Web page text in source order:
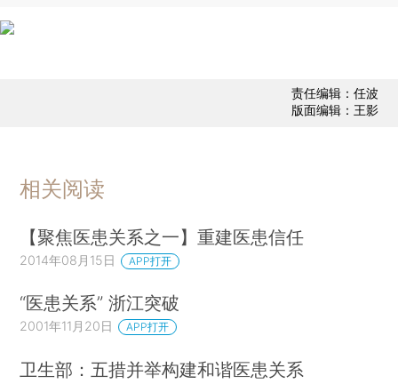
责任编辑：任波
版面编辑：王影
相关阅读
【聚焦医患关系之一】重建医患信任
2014年08月15日 APP打开
“医患关系” 浙江突破
2001年11月20日 APP打开
卫生部：五措并举构建和谐医患关系